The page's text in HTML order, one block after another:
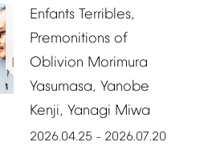
Enfants Terribles,
Premonitions of
Oblivion Morimura
Yasumasa, Yanobe
Kenji, Yanagi Miwa
2026.04.25 – 2026.07.20